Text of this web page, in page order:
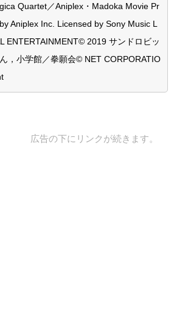
Quartet／Aniplex・Madoka Movie Pr
Aniplex Inc. Licensed by Sony Music L
ENTERTAINMENT© 2019 サンドロビッ
，小学館／拳願会© NET CORPORATIO
広告の下にリンクが続きます。